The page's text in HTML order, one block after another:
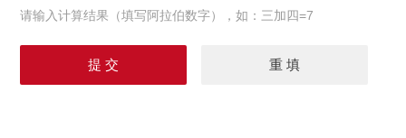
请输入计算结果（填写阿拉伯数字），如：三加四=7